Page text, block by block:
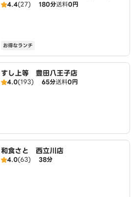
西立川昭島店）
4.4(27) 180分送料0円
お得なランチ
すし上等 豊田八王子店
4.0(193) 65分送料0円
和食さと 西立川店
4.0(63) 38分